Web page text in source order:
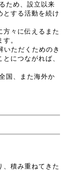
ため、設立以来
とする活動を続け
々に伝えるまた
。
ただくためのき
につながれば、
国、また海外か
、積み重ねてきた